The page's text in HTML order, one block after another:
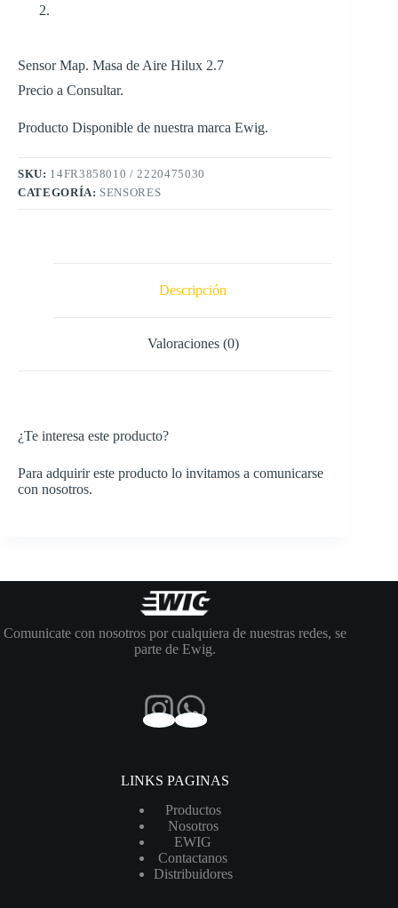
Sensor Map. Masa de Aire Hilux 2.7
Precio a Consultar.
Producto Disponible de nuestra marca Ewig.
SKU: 14FR3858010 / 2220475030
CATEGORÍA: SENSORES
Descripción
Valoraciones (0)
¿Te interesa este producto?
Para adquirir este producto lo invitamos a comunicarse
con nosotros.
Comunicate con nosotros por cualquiera de nuestras redes, se
parte de Ewig.
LINKS PAGINAS
Productos
Nosotros
EWIG
Contactanos
Distribuidores